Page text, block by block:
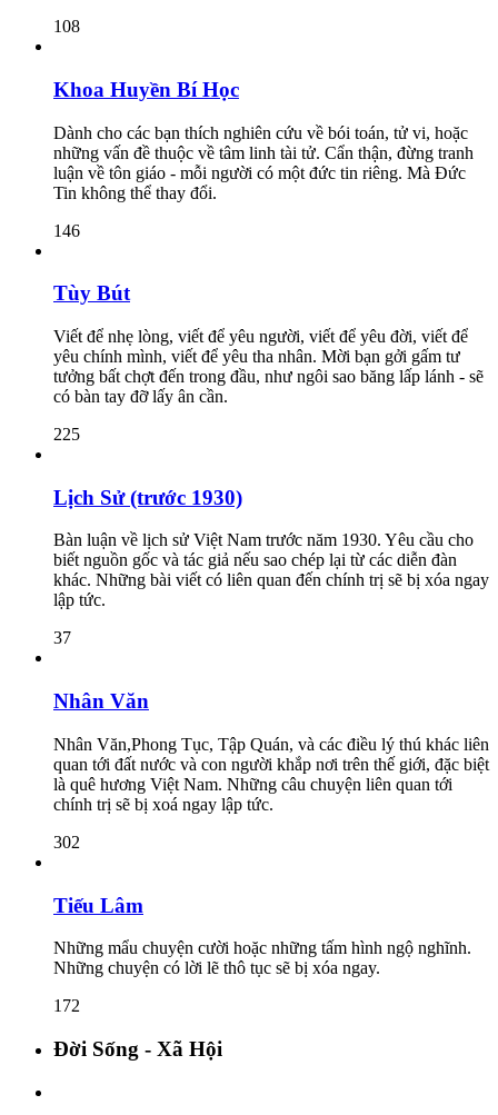
108
Khoa Huyền Bí Học
Dành cho các bạn thích nghiên cứu về bói toán, tử vi, hoặc
những vấn đề thuộc về tâm linh tài tử. Cẩn thận, đừng tranh
luận về tôn giáo - mỗi người có một đức tin riêng. Mà Đức
Tin không thể thay đổi.
146
Tùy Bút
Viết để nhẹ lòng, viết để yêu người, viết để yêu đời, viết để
yêu chính mình, viết để yêu tha nhân. Mời bạn gởi gấm tư
tưởng bất chợt đến trong đầu, như ngôi sao băng lấp lánh - sẽ
có bàn tay đỡ lấy ân cần.
225
Lịch Sử (trước 1930)
Bàn luận về lịch sử Việt Nam trước năm 1930. Yêu cầu cho
biết nguồn gốc và tác giả nếu sao chép lại từ các diễn đàn
khác. Những bài viết có liên quan đến chính trị sẽ bị xóa ngay
lập tức.
37
Nhân Văn
Nhân Văn,Phong Tục, Tập Quán, và các điều lý thú khác liên
quan tới đất nước và con người khắp nơi trên thế giới, đặc biệt
là quê hương Việt Nam. Những câu chuyện liên quan tới
chính trị sẽ bị xoá ngay lập tức.
302
Tiếu Lâm
Những mẩu chuyện cười hoặc những tấm hình ngộ nghĩnh.
Những chuyện có lời lẽ thô tục sẽ bị xóa ngay.
172
Đời Sống - Xã Hội